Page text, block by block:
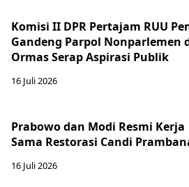
Komisi II DPR Pertajam RUU
Gandeng Parpol Nonparlemen
Ormas Serap Aspirasi Publik
16 Juli 2026
Prabowo dan Modi Resmi Kerja
Sama Restorasi Candi
16 Juli 2026